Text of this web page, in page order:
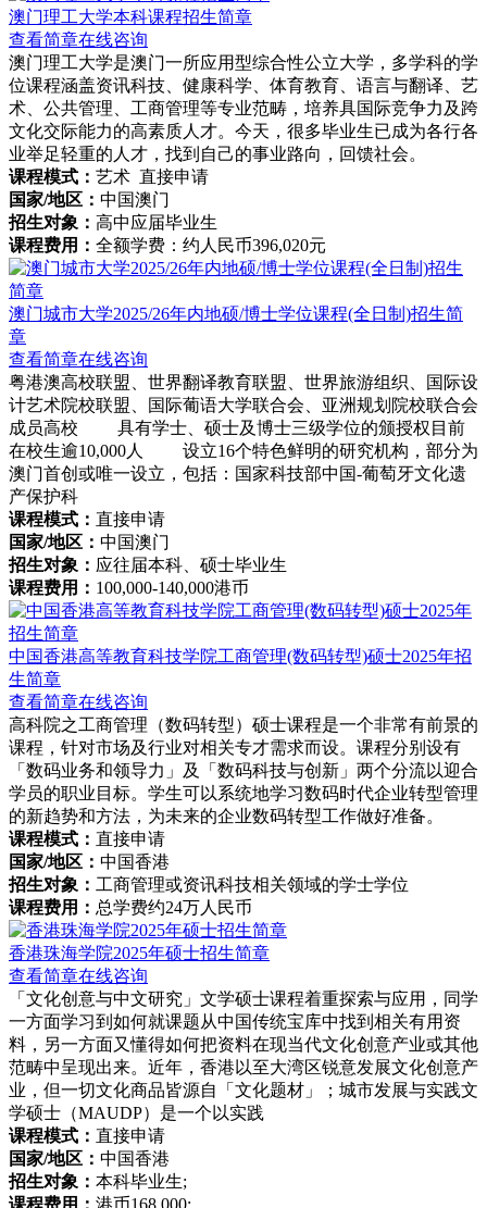
澳门理工大学本科课程招生简章
查看简章在线咨询
澳门理工大学是澳门一所应用型综合性公立大学，多学科的学
位课程涵盖资讯科技、健康科学、体育教育、语言与翻译、艺
术、公共管理、工商管理等专业范畴，培养具国际竞争力及跨
文化交际能力的高素质人才。今天，很多毕业生已成为各行各
业举足轻重的人才，找到自己的事业路向，回馈社会。
课程模式： 艺术 直接申请
国家/地区： 中国澳门
招生对象： 高中应届毕业生
课程费用： 全额学费：约人民币396,020元
澳门城市大学2025/26年内地硕/博士学位课程(全日制)招生简
章
查看简章在线咨询
粤港澳高校联盟、世界翻译教育联盟、世界旅游组织、国际设
计艺术院校联盟、国际葡语大学联合会、亚洲规划院校联合会
成员高校 具有学士、硕士及博士三级学位的颁授权目前
在校生逾10,000人 设立16个特色鲜明的研究机构，部分为
澳门首创或唯一设立，包括：国家科技部中国-葡萄牙文化遗
产保护科
课程模式： 直接申请
国家/地区： 中国澳门
招生对象： 应往届本科、硕士毕业生
课程费用： 100,000-140,000港币
中国香港高等教育科技学院工商管理(数码转型)硕士2025年招
生简章
查看简章在线咨询
高科院之工商管理（数码转型）硕士课程是一个非常有前景的
课程，针对市场及行业对相关专才需求而设。课程分别设有
「数码业务和领导力」及「数码科技与创新」两个分流以迎合
学员的职业目标。学生可以系统地学习数码时代企业转型管理
的新趋势和方法，为未来的企业数码转型工作做好准备。
课程模式： 直接申请
国家/地区： 中国香港
招生对象： 工商管理或资讯科技相关领域的学士学位
课程费用： 总学费约24万人民币
香港珠海学院2025年硕士招生简章
查看简章在线咨询
「文化创意与中文研究」文学硕士课程着重探索与应用，同学
一方面学习到如何就课题从中国传统宝库中找到相关有用资
料，另一方面又懂得如何把资料在现当代文化创意产业或其他
范畴中呈现出来。近年，香港以至大湾区锐意发展文化创意产
业，但一切文化商品皆源自「文化题材」；城市发展与实践文
学硕士（MAUDP）是一个以实践
课程模式： 直接申请
国家/地区： 中国香港
招生对象： 本科毕业生;
课程费用： 港币168,000;